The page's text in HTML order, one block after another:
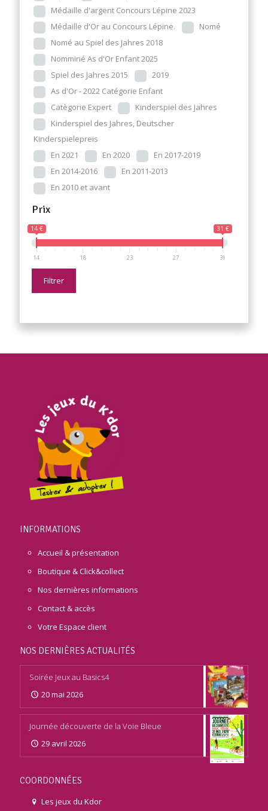
Médaille d'argent Concours Lépine 2023
Médaille d'Or au Concours Lépine.
Nomé
Nomé au Spiel des Jahres 2018
Nomminé As d'Or Enfant 2025
Spiel des Jahres 2015
2019
As d'Or - 2022 Catégorie Enfant
Catègorie Expert
Kinderspiel des Jahres
Kinderspiel des Jahres, Deutscher
Kinderspielepreis
En 2021
En 2020
En 2017-2019
En 2014-2016
En 2011-2013
En 2010 et avant
Prix
14 € 31 €
14 18 23 27 31
Filtrer
INFORMATIONS
Accueil & présentation
Boutique & Click&collect
Nos dernières informations
Contact & accès
Votre Espace client
NOS DERNIÈRES ACTUALITÉS
Soirée Jeux au Basics4
20 mai 2026
Journée découverte de la Voie Bleue
29 avril 2026
COORDONNÉES
Les jeux du Kdor